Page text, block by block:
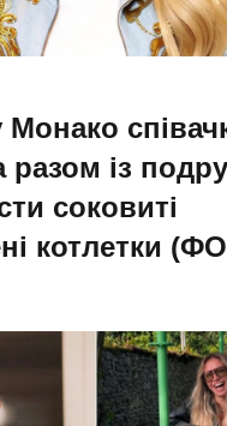
Монако
разом із
соковиті
котлетки